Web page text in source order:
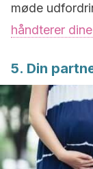
møde
håndterer
5. Din